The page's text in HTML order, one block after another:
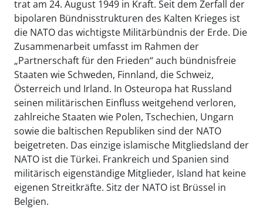
trat am 24. August 1949 in Kraft. Seit dem Zerfall der
bipolaren Bündnisstrukturen des Kalten Krieges ist
die NATO das wichtigste Militärbündnis der Erde. Die
Zusammenarbeit umfasst im Rahmen der
„Partnerschaft für den Frieden“ auch bündnisfreie
Staaten wie Schweden, Finnland, die Schweiz,
Österreich und Irland. In Osteuropa hat Russland
seinen militärischen Einfluss weitgehend verloren,
zahlreiche Staaten wie Polen, Tschechien, Ungarn
sowie die baltischen Republiken sind der NATO
beigetreten. Das einzige islamische Mitgliedsland der
NATO ist die Türkei. Frankreich und Spanien sind
militärisch eigenständige Mitglieder, Island hat keine
eigenen Streitkräfte. Sitz der NATO ist Brüssel in
Belgien.